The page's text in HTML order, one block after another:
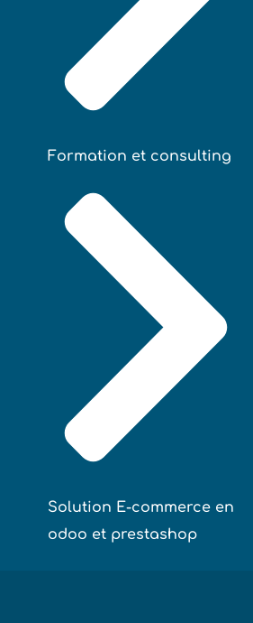
Formation et consulting
Solution E-commerce en
odoo et prestashop